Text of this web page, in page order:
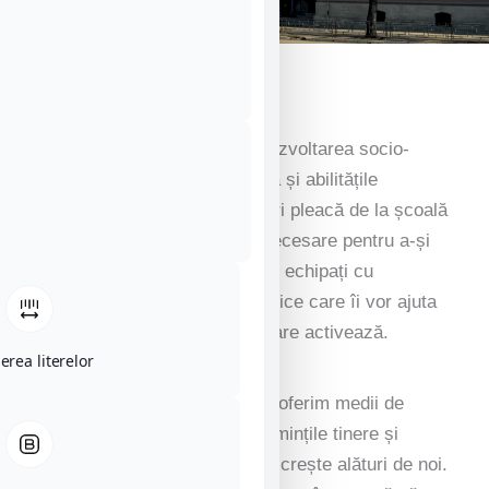
Suntem un colegiu axat pe dezvoltarea socio-
emoțională și pe alfabetizarea și abilitățile
numerice timpurii. Elevii noștri pleacă de la școală
cu caracterul și încrederea necesare pentru a-și
face simțită prezența în lume, echipați cu
cunoștințele și abilitățile practice care îi vor ajuta
să avanseze în industria în care activează.
Noi, la Colegiul National Iasi, oferim medii de
susținere și inspirație pentru mințile tinere și
curioase, pentru a învăța și a crește alături de noi.
literelor